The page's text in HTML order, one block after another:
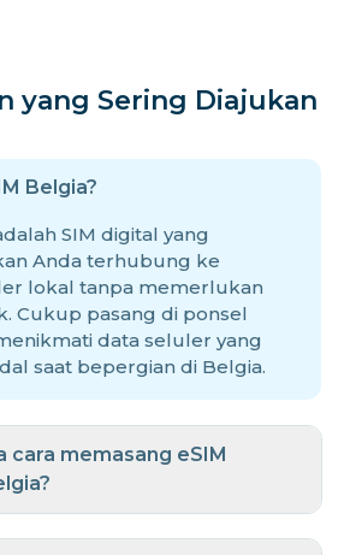
yang Sering Diajukan
Belgia?
SIM digital yang
Anda terhubung ke
lokal tanpa memerlukan
Cukup pasang di ponsel
data seluler yang
saat bepergian di Belgia.
cara memasang eSIM